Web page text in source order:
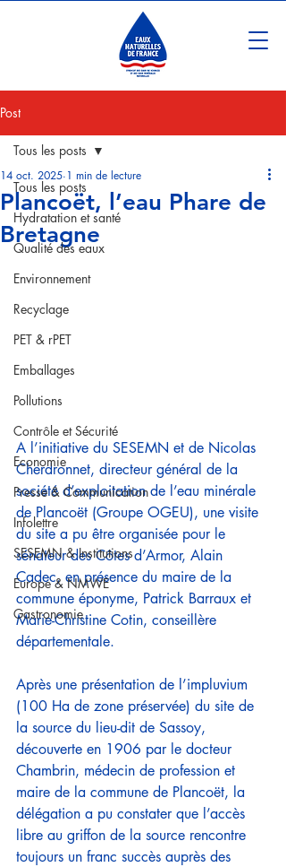
Post
Tous les posts
Hydratation et santé
Qualité des eaux
Environnement
Recyclage
PET & rPET
Emballages
Pollutions
Contrôle et Sécurité
Economie
Presse & Communication
Infolettre
SESEMN & Institutions
Europe & NMWE
Gastronomie
Tous les posts
Plancoët, l’eau Phare de
Bretagne
14 oct. 2025 1 min de lecture
A l’initiative du SESEMN et de Nicolas
Cherdronnet, directeur général de la
société d’exploitation de l’eau minérale
de Plancoët (Groupe OGEU), une visite
du site a pu être organisée pour le
sénateur des Côtes d’Armor, Alain
Cadec, en présence du maire de la
commune éponyme, Patrick Barraux et
Marie-Christine Cotin, conseillère
départementale.
Après une présentation de l’impluvium
(100 Ha de zone préservée) du site de
la source du lieu-dit de Sassoy,
découverte en 1906 par le docteur
Chambrin, médecin de profession et
maire de la commune de Plancoët, la
délégation a pu constater que l’accès
libre au griffon de la source rencontre
toujours un franc succès auprès des